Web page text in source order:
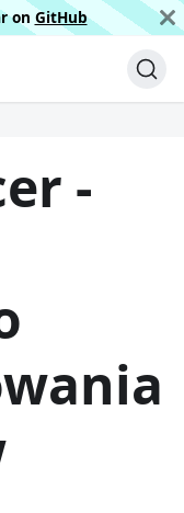
on GitHub
-